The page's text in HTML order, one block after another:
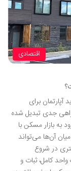
اقتصادی
برای
جدی تبدیل شده
به بازار مسکن با
آن‌ها می‌تواند
در شروع
کامل، ثبات و